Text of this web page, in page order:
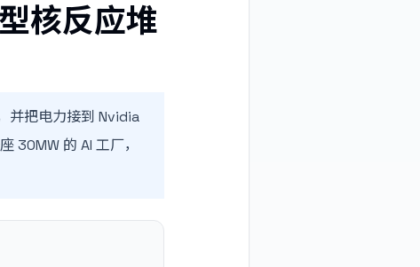
核反应堆
并把电力接到 Nvidia
30MW 的 AI 工厂，